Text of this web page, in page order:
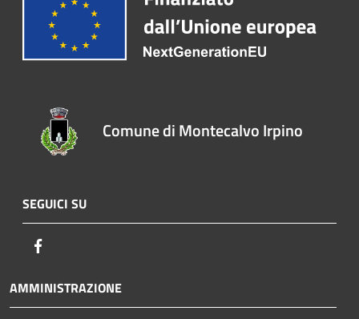
Comune di Montecalvo Irpino
SEGUICI SU
AMMINISTRAZIONE